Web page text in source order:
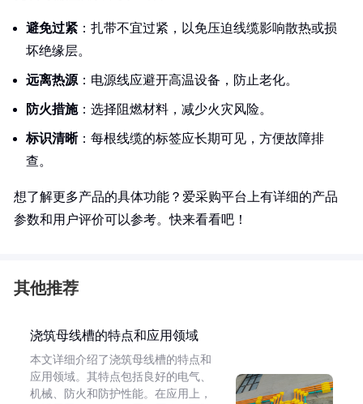
避免过紧 ：扎带不宜过紧，以免压迫线缆影响散热或损
坏绝缘层。
远离热源 ：电源线应避开高温设备，防止老化。
防火措施：选择阻燃材料，减少火灾风险。
标识清晰：每根线缆的标签应长期可见，方便故障排
查。
想了解更多产品的具体功能？爱采购平台上有详细的产品
参数和用户评价可以参考。快来看看吧！
其他推荐
浇筑母线槽的特点和应用领域
本文详细介绍了浇筑母线槽的特点和
应用领域。其特点包括良好的电气、
机械、防火和防护性能。在应用上，